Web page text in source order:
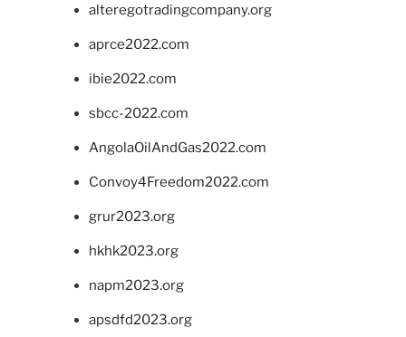
alteregotradingcompany.org
aprce2022.com
ibie2022.com
sbcc-2022.com
AngolaOilAndGas2022.com
Convoy4Freedom2022.com
grur2023.org
hkhk2023.org
napm2023.org
apsdfd2023.org